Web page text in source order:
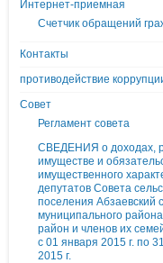
Интернет-приемная
Счетчик обращений
Контакты
противодействие
Совет
Регламент совета
СВЕДЕНИЯ о доходах,
имуществе и
имущественного
депутатов Совета
поселения Абзаевский
муниципального района
район и членов их
с 01 января 2015 г. по
2015 г.